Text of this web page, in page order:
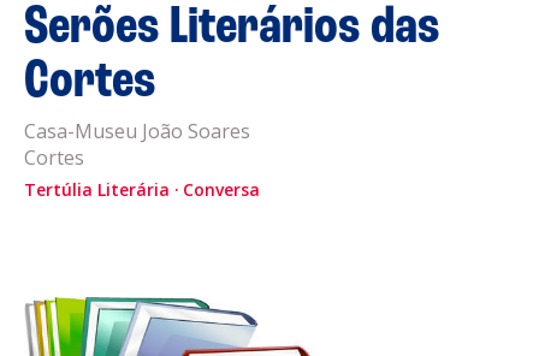
Promotores
Clubes Desportivos
Contactos
Política de Cookies
Serões Literários das
Cortes
Casa-Museu João Soares
Cortes
Tertúlia Literária Conversa
CRIAR NOVO